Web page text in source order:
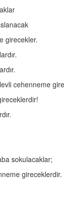
girecekler.
cehenneme
sokulacaklar;
gireceklerdir.